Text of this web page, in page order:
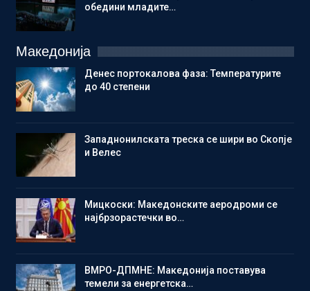
обедини младите…
Македонија
Денес портокалова фаза: Температурите
до 40 степени
Западнонилската треска се шири во Скопје
и Велес
Мицкоски: Македонските аеродроми се
најбрзорастечки во…
ВМРО-ДПМНЕ: Македонија поставува
темели за енергетска…